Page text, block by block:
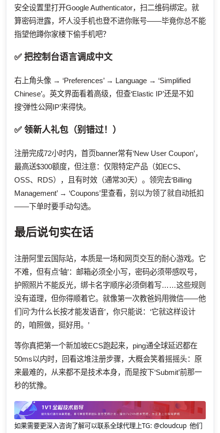
安全设置里打开Google Authenticator，扫二维码绑定。就
算密码泄露，坏人没手机也登不进你账号——毕竟你总不能
指望他蹲你家楼下偷手机吧？
✅ 把控制台语言调成中文
右上角头像 → ‘Preferences’ → Language → ‘Simplified
Chinese’。英文界面看着高级，但查‘Elastic IP’还是不如
搜‘弹性公网IP’来得快。
✅ 领新人礼包（别错过！）
注册完成72小时内，首页banner常有‘New User Coupon’，
最高送$300额度，但注意：仅限特定产品（如ECS、
OSS、RDS），且有时效（通常30天）。领完去‘Billing
Management’ → ‘Coupons’里查看，别以为领了就自动抵扣
——下单时要手动勾选。
最后说句实在话
注册阿里云国际站，本质是一场和网页交互的耐心游戏。它
不难，但有点‘轴’：邮箱必须全小写，密码必须带感叹号，
护照照片不能反光，绑卡名字顺序必须倒着写……这些规则
没有道理，但你得顺着它。就像第一次教爸妈用微信——他
们问‘为什么长按才能发语音’，你只能说：‘它就这样设计
的，咱照做，挺好用。’
等你真把第一个新加坡ECS跑起来，ping通全球延迟都在
50ms以内时，回看这堆注册步骤，大概会笑着摇摇头：原
来最难的，从来都不是技术本身，而是按下‘Submit’前那一
秒的犹豫。
如果需要更深入咨询了解可以联系全球代理上TG: @cloudcup 他们